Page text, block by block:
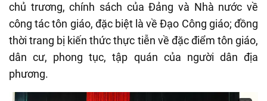
chủ trương, chính sách của Đảng và Nhà nước về
công tác tôn giáo, đặc biệt là về Đạo Công giáo; đồng
thời trang bị kiến thức thực tiễn về đặc điểm tôn giáo,
dân cư, phong tục, tập quán của người dân địa
phương.